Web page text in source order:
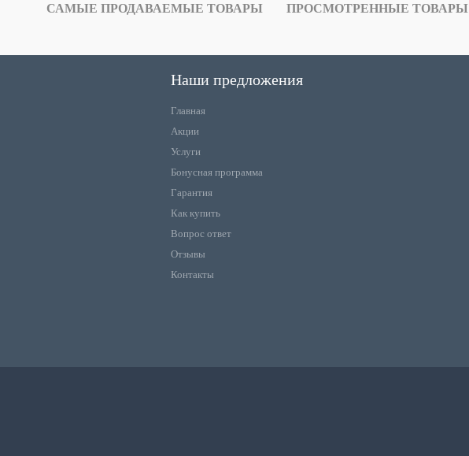
САМЫЕ ПРОДАВАЕМЫЕ ТОВАРЫ ПРОСМОТРЕННЫЕ ТОВАРЫ
Наши предложения
Главная
Акции
Услуги
Бонусная программа
Гарантия
Как купить
Вопрос ответ
Отзывы
Контакты